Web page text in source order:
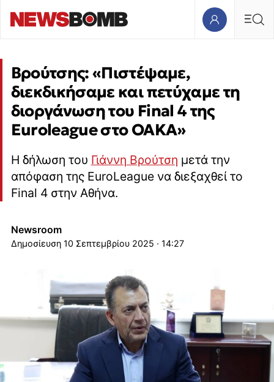
Βρούτσης: «Πιστέψαμε,
διεκδικήσαμε και πετύχαμε τη
διοργάνωση του Final 4 της
Euroleague στο ΟΑΚΑ»
Η δήλωση του Γιάννη Βρούτση μετά την
απόφαση της EuroLeague να διεξαχθεί το
Final 4 στην Αθήνα.
Newsroom
10 Σεπτεμβρίου 2025 · 14:27